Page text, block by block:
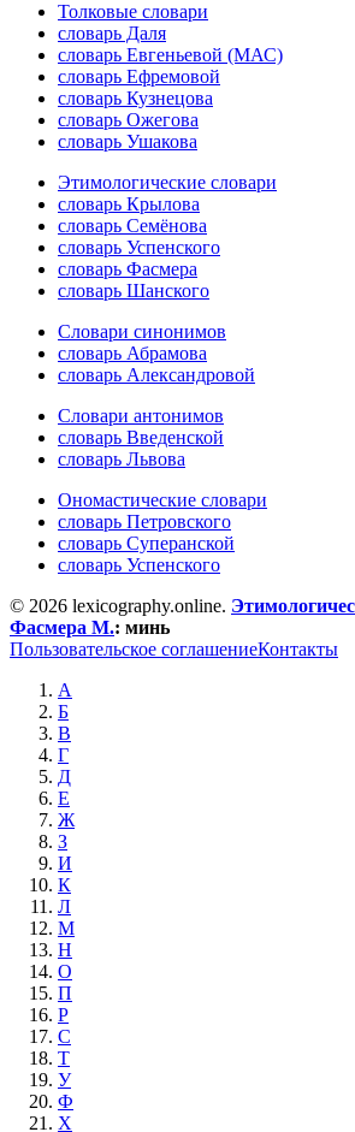
Толковые словари
словарь Даля
словарь Евгеньевой (МАС)
словарь Ефремовой
словарь Кузнецова
словарь Ожегова
словарь Ушакова
Этимологические словари
словарь Крылова
словарь Семёнова
словарь Успенского
словарь Фасмера
словарь Шанского
Словари синонимов
словарь Абрамова
словарь Александровой
Словари антонимов
словарь Введенской
словарь Львова
Ономастические словари
словарь Петровского
словарь Суперанской
словарь Успенского
© 2026 lexicography.online.
Фасмера М.: минь
Пользовательское соглашениеКонтакты
А
Б
В
Г
Д
Е
Ж
З
И
К
Л
М
Н
О
П
Р
С
Т
У
Ф
Х